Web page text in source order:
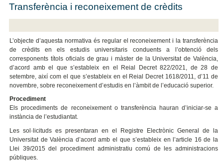
Transferència i reconeixement de crèdits
L’objecte d’aquesta normativa és regular el reconeixement i la transferència
de crèdits en els estudis universitaris conduents a l’obtenció dels
corresponents títols oficials de grau i màster de la Universitat de València,
d’acord amb el que s’estableix en el Reial Decret 822/2021, de 28 de
setembre, així com el que s’estableix en el Reial Decret 1618/2011, d’11 de
novembre, sobre reconeixement d’estudis en l’àmbit de l’educació superior.
Procediment
Els procediments de reconeixement o transferència hauran d’iniciar-se a
instància de l’estudiantat.
Les sol·licituds es presentaran en el Registre Electrònic General de la
Universitat de València d’acord amb el que s’estableix en l’article 16 de la
Llei 39/2015 del procediment administratiu comú de les administracions
públiques.